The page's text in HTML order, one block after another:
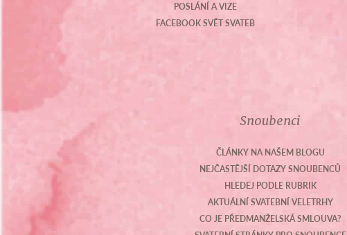
POSLÁNÍ A VIZE
FACEBOOK SVĚT SVATEB
Snoubenci
ČLÁNKY NA NAŠEM BLOGU
NEJČASTĚJŠÍ DOTAZY SNOUBENCŮ
HLEDEJ PODLE RUBRIK
AKTUÁLNÍ SVATEBNÍ VELETRHY
CO JE PŘEDMANŽELSKÁ SMLOUVA?